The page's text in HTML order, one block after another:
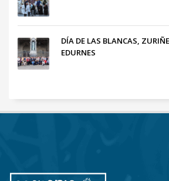
DÍA DE LAS BLANCAS,
EDURNES